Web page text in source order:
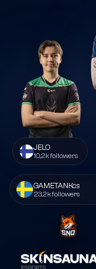
JELO
10,2k followers
GAMETANKcs
23,2k followers